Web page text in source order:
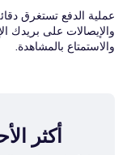
عملية الدفع تستغرق
والإيصالات على بريدك
والاستمتاع بالمشاهدة.
أكثر